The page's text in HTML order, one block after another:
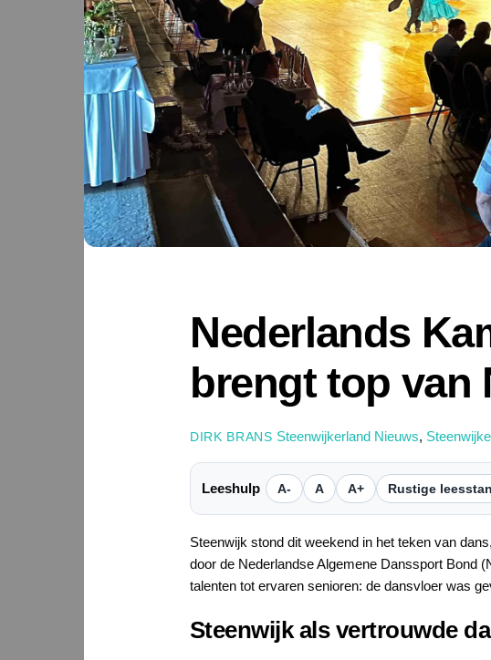
Nederlands
brengt top van
DIRK BRANS Steenwijkerland Nieuws,
Leeshulp A- A A+ Rustige
Steenwijk stond dit weekend in het teken van
door de Nederlandse Algemene Danssport Bond
talenten tot ervaren senioren: de dansvloer was
Steenwijk als vertrouwde